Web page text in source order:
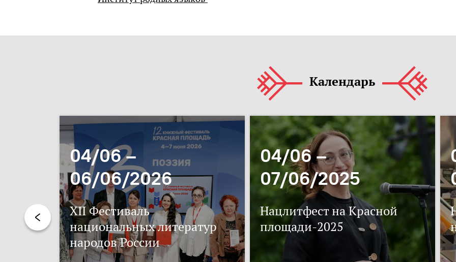
Календарь
04/06 –
06/06/2026
XII Фестиваль
национальных литератур
народов России
04/06 –
07/06/2025
Нацлитфест на Красной
площади-2025